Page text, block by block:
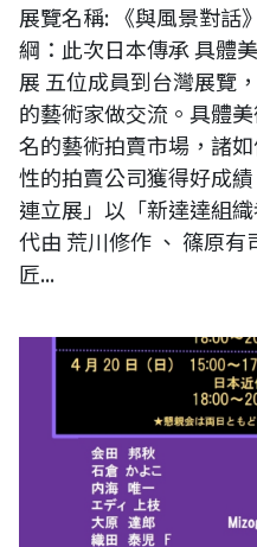
展覽名稱: 《與風景對話
綱：此次日本傳承 具體
展 五位成員到台灣展覽
的藝術家做交流。具體
名的藝術拍賣市場，諸
性的拍賣公司獲得好成
連立展」以「新達達組
代由 荒川修作 、 篠原有
匠...
日本東京《OPEN World